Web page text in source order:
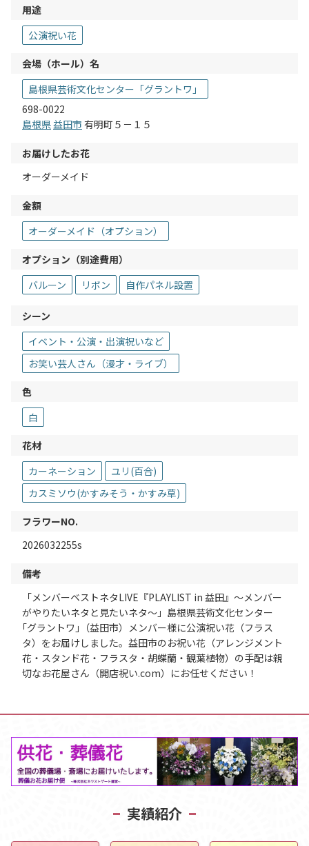
用途
公演祝い花
会場（ホール）名
島根県芸術文化センター「グラントワ」
698-0022
島根県益田市 有明町５－１５
お届けしたお花
オーダーメイド
金額
オーダーメイド（オプション）
オプション（別途費用）
バルーン
リボン 自作パネル設置
シーン
イベント・公演・出演祝いなど
お笑い芸人さん（漫才・ライブ）
色
白
花材
カーネーション
ユリ(百合)
カスミソウ(かすみそう・かすみ草)
フラワーNO.
2026032255s
備考
「メンバーベストネタLIVE『PLAYLIST in 益田』～メンバー
がやりたいネタと見たいネタ～」島根県芸術文化センター
｢グラントワ｣（益田市）メンバー様に公演祝い花（フラス
タ）をお届けしました。益田市のお祝い花（アレンジメント
花・スタンド花・フラスタ・胡蝶蘭・観葉植物）の手配は親
切なお花屋さん（開店祝い.com）にお任せください！
実績紹介